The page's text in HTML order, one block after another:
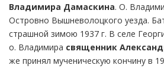
Владимира Дамаскина. О.
Островно Вышневолоцкого уезда.
страшной зимою 1937 г. В селе
о. Владимира священник
же принял мученическую кончину в